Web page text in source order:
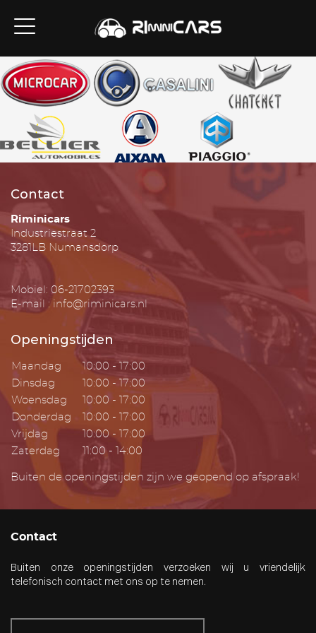
Contact
Riminicars
Industriestraat 2
3281LB Numansdorp
Mobiel: 06-21702393
E-mail : info@riminicars.nl
Openingstijden
Maandag
10:00 - 17:00
Dinsdag
10:00 - 17:00
Woensdag
10:00 - 17:00
Donderdag
10:00 - 17:00
Vrijdag
10:00 - 17:00
Zaterdag
11:00 - 14:00
Buiten de openingstijden zijn we geopend op afspraak!
Contact
Buiten onze openingstijden verzoeken wij u vriendelijk
telefonisch contact met ons op te nemen.